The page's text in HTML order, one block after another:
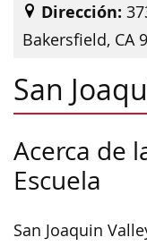
Dirección:
Bakersfield, CA
San
Acerca de
Escuela
San Joaquin